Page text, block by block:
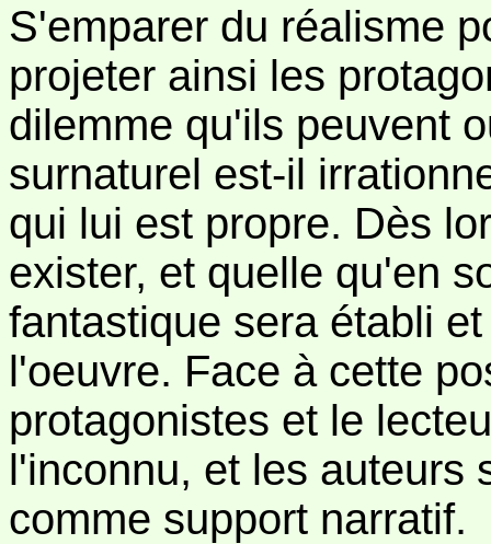
S'emparer du réalisme
projeter ainsi les
dilemme qu'ils peuvent
surnaturel est-il
qui lui est propre. Dès
exister, et quelle qu'en
fantastique sera établi
l'oeuvre. Face à cette
protagonistes et le
l'inconnu, et les auteurs
comme support narratif.